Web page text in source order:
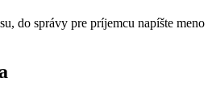
do správy pre príjemcu napíšte meno